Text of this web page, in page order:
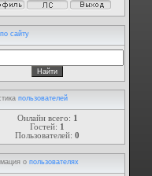
по сайту
пользователей
Онлайн всего: 1
Гостей: 1
Пользователей: 0
о пользователях